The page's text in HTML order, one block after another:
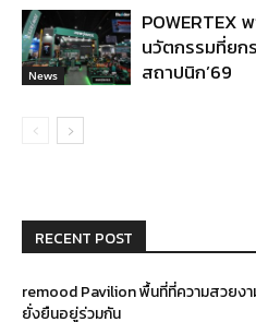
News
POWERTEX
นวัตกรรมที่ยก
สถาปนิก’69
RECENT POST
remood Pavilion พื้นที่ที่ความสวยงา
ยั่งยืนอยู่ร่วมกัน